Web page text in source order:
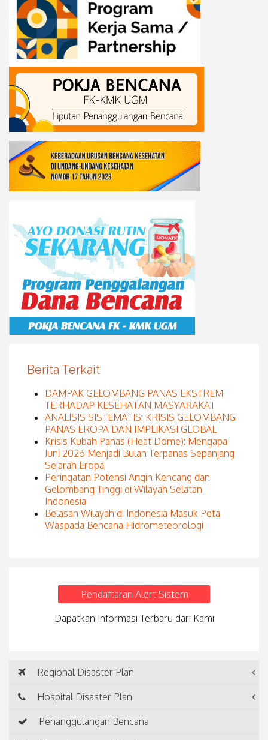
Berita Terkait
DAMPAK GELOMBANG PANAS EKSTREM
TERHADAP KESEHATAN MASYARAKAT
ANALISIS SISTEMATIS: KRISIS GELOMBANG
PANAS EROPA DAN IMPLIKASI GLOBAL
Krisis Kubah Panas (Heat Dome): Mengapa
Juni 2026 Menjadi Bulan Terpanas Sepanjang
Sejarah Eropa
Peringatan Potensi Angin Kencang dan
Gelombang Tinggi di Wilayah Selatan
Indonesia
Belasan Wilayah di Indonesia Masuk Peta
Waspada Bencana Hidrometeorologi
Pendaftaran Alert Sistem
Dapatkan Informasi Terbaru dari Kami
Regional Disaster Plan
Hospital Disaster Plan
Penanggulangan Bencana